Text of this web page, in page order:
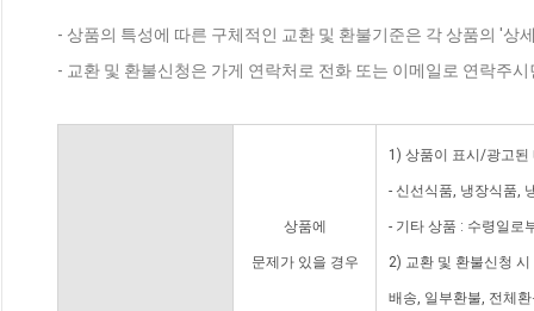
- 상품의 특성에 따른 구체적인 교환 및 환불기준은 각 상품의 '상
- 교환 및 환불신청은 가게 연락처로 전화 또는 이메일로 연락주
상품에
문제가 있을 경우
1) 상품이 표시/광고된
- 신선식품, 냉장식품,
- 기타 상품 : 수령일로
2) 교환 및 환불신청
배송, 일부환불, 전체